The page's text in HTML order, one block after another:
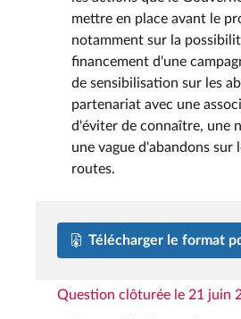
mettre en place avant le
notamment sur la
financement d'une
de sensibilisation sur les
partenariat avec une
d'éviter de connaître, une
une vague d'abandons sur
routes.
Télécharger le format
Question clôturée le 21 juin